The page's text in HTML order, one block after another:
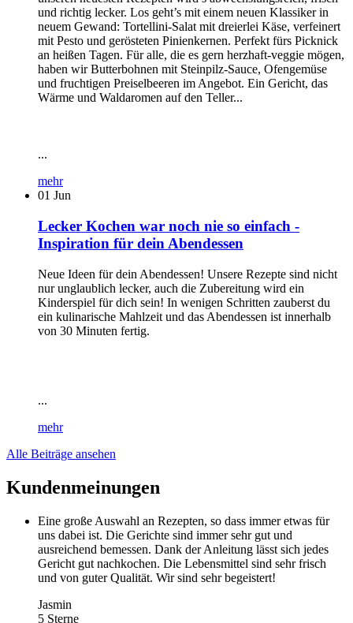
und richtig lecker. Los geht’s mit einem neuen Klassiker in
neuem Gewand: Tortellini-Salat mit dreierlei Käse, verfeinert
mit Pesto und gerösteten Pinienkernen. Perfekt fürs Picknick
an heißen Tagen. Für alle, die es gern herzhaft-veggie mögen,
haben wir Butterbohnen mit Steinpilz-Sauce, Ofengemüse
und fruchtigen Preiselbeeren im Angebot. Ein Gericht, das
Wärme und Waldaromen auf den Teller...
...
mehr
01 Jun
Lecker Kochen war noch nie so einfach -
Inspiration für dein Abendessen
Neue Ideen für dein Abendessen! Unsere Rezepte sind nicht
nur unglaublich lecker, auch die Zubereitung wird ein
Kinderspiel für dich sein! In wenigen Schritten zauberst du
ein kulinarische Mahlzeit und das Abendessen ist innerhalb
von 30 Minuten fertig.
...
mehr
Alle Beiträge ansehen
Kundenmeinungen
Eine große Auswahl an Rezepten, so dass immer etwas für
uns dabei ist. Die Gerichte sind immer sehr gut und
ausreichend bemessen. Dank der Anleitung lässt sich jedes
Gericht gut nachkochen. Die Lebensmittel sind sehr frisch
und von guter Qualität. Wir sind sehr begeistert!
Jasmin
5 Sterne